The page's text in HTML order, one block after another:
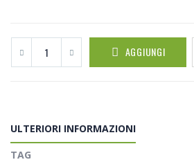
AGGIUNGI
ULTERIORI INFORMAZIONI
TAG